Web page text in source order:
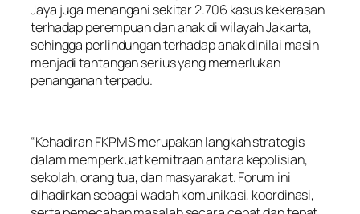
Jaya juga menangani sekitar 2.706 kasus kekerasan
terhadap perempuan dan anak di wilayah Jakarta,
sehingga perlindungan terhadap anak dinilai masih
menjadi tantangan serius yang memerlukan
penanganan terpadu.
“Kehadiran FKPMS merupakan langkah strategis
dalam memperkuat kemitraan antara kepolisian,
sekolah, orang tua, dan masyarakat. Forum ini
dihadirkan sebagai wadah komunikasi, koordinasi,